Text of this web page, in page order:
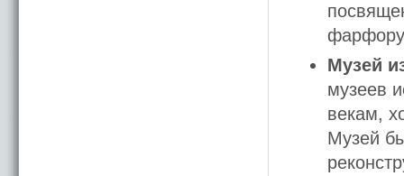
Музей
музеев
векам,
Музей